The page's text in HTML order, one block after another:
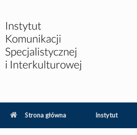
Strona główna Instytut